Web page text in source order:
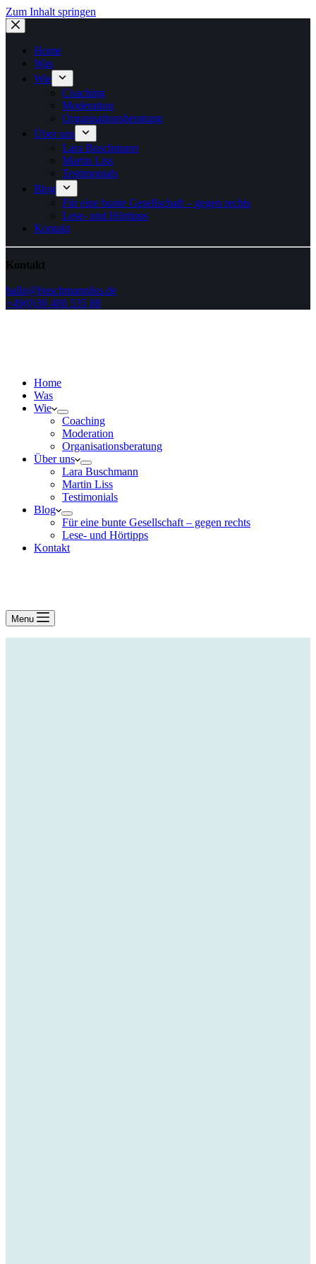
Zum Inhalt springen
Home
Was
Wie
Coaching
Moderation
Organisationsberatung
Über uns
Lara Buschmann
Martin Liss
Testimonials
Blog
Für eine bunte Gesellschaft – gegen rechts
Lese- und Hörtipps
Kontakt
Kontakt
hallo@buschmannliss.de
+49(0)30 400 535 88
Home
Was
Wie
Coaching
Moderation
Organisationsberatung
Über uns
Lara Buschmann
Martin Liss
Testimonials
Blog
Für eine bunte Gesellschaft – gegen rechts
Lese- und Hörtipps
Kontakt
Menu